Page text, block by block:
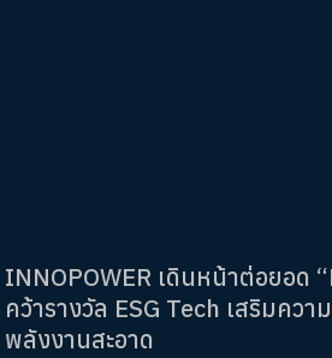
INNOPOWER เดินหน้าต่อยอด
คว้ารางวัล ESG Tech เสริมควา
พลังงานสะอาด